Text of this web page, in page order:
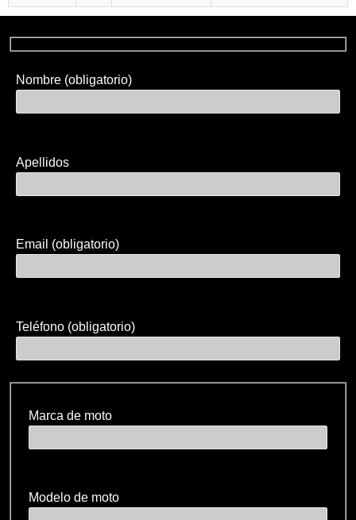
Nombre (obligatorio)
Apellidos
Email (obligatorio)
Teléfono (obligatorio)
Marca de moto
Modelo de moto